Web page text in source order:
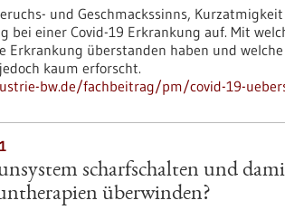
und Geschmackssinns,
bei einer Covid-19 Erkrankung auf. Mit
Erkrankung überstanden haben und
kaum erforscht.
bw.de/fachbeitrag/pm/covid-19-
scharfschalten und
überwinden?